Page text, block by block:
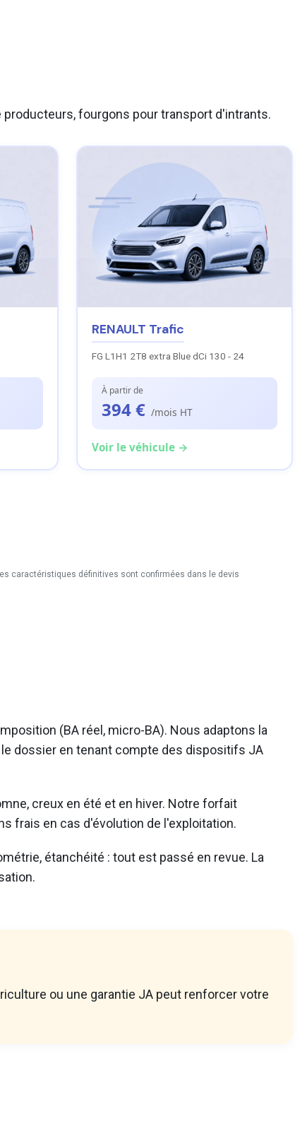
fourgons pour transport d'intrants.
RENAULT Trafic
FG L1H1 2T8 extra Blue dCi 130 - 24
À partir de
394 € /mois HT
Voir le véhicule →
caractéristiques définitives sont confirmées dans le devis
(BA réel, micro-BA). Nous adaptons la
dossier en tenant compte des dispositifs JA
creux en été et en hiver. Notre forfait
frais en cas d'évolution de l'exploitation.
étanchéité : tout est passé en revue. La
ou une garantie JA peut renforcer votre